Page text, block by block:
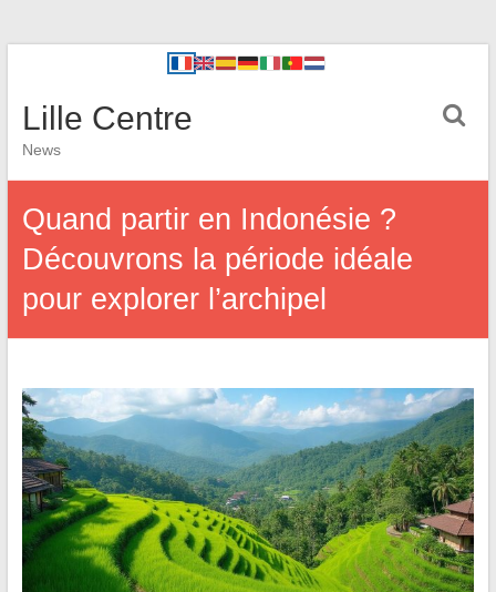
Lille Centre
News
Quand partir en Indonésie ?
Découvrons la période idéale
pour explorer l’archipel